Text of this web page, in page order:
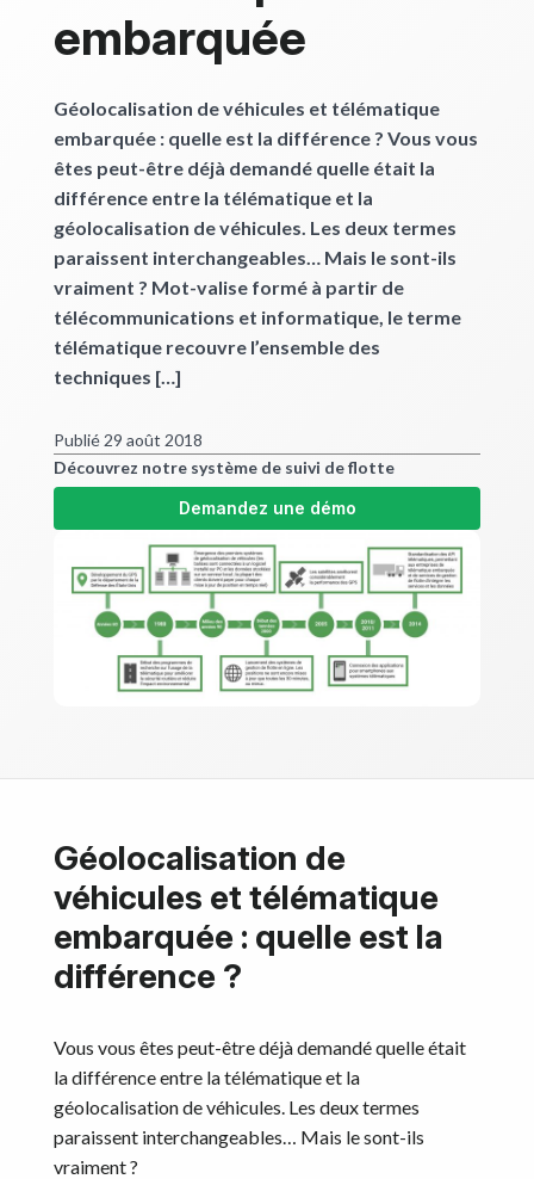
Calculateurs
Ressources
Commencez
embarquée
Géolocalisation de véhicules et télématique
embarquée : quelle est la différence ? Vous vous
êtes peut-être déjà demandé quelle était la
différence entre la télématique et la
géolocalisation de véhicules. Les deux termes
paraissent interchangeables… Mais le sont-ils
vraiment ? Mot-valise formé à partir de
télécommunications et informatique, le terme
télématique recouvre l’ensemble des
techniques […]
Publié 29 août 2018
Découvrez notre système de suivi de flotte
Demandez une démo
Géolocalisation de
véhicules et télématique
embarquée : quelle est la
différence ?
Vous vous êtes peut-être déjà demandé quelle était
la différence entre la télématique et la
géolocalisation de véhicules. Les deux termes
paraissent interchangeables… Mais le sont-ils
vraiment ?